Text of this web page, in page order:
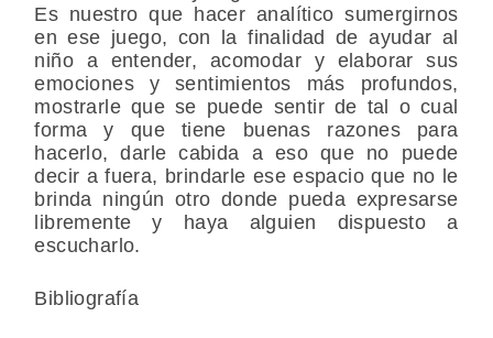
Es nuestro que hacer analítico sumergirnos
en ese juego, con la finalidad de ayudar al
niño a entender, acomodar y elaborar sus
emociones y sentimientos más profundos,
mostrarle que se puede sentir de tal o cual
forma y que tiene buenas razones para
hacerlo, darle cabida a eso que no puede
decir a fuera, brindarle ese espacio que no le
brinda ningún otro donde pueda expresarse
libremente y haya alguien dispuesto a
escucharlo.
Bibliografía